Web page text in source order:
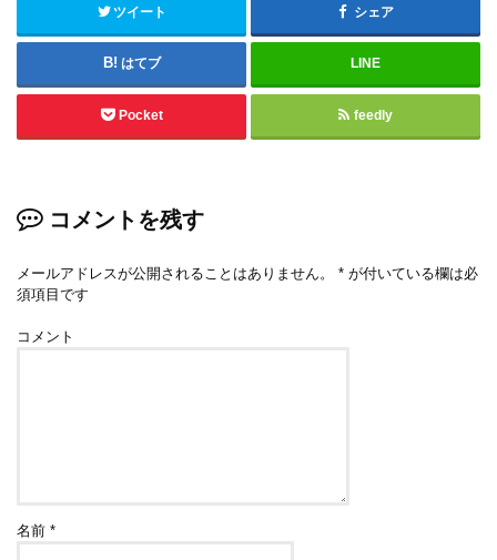
ツイート シェア
はてブ LINE
Pocket feedly
コメントを残す
メールアドレスが公開されることはありません。 * が付いている欄は必
須項目です
コメント
名前*